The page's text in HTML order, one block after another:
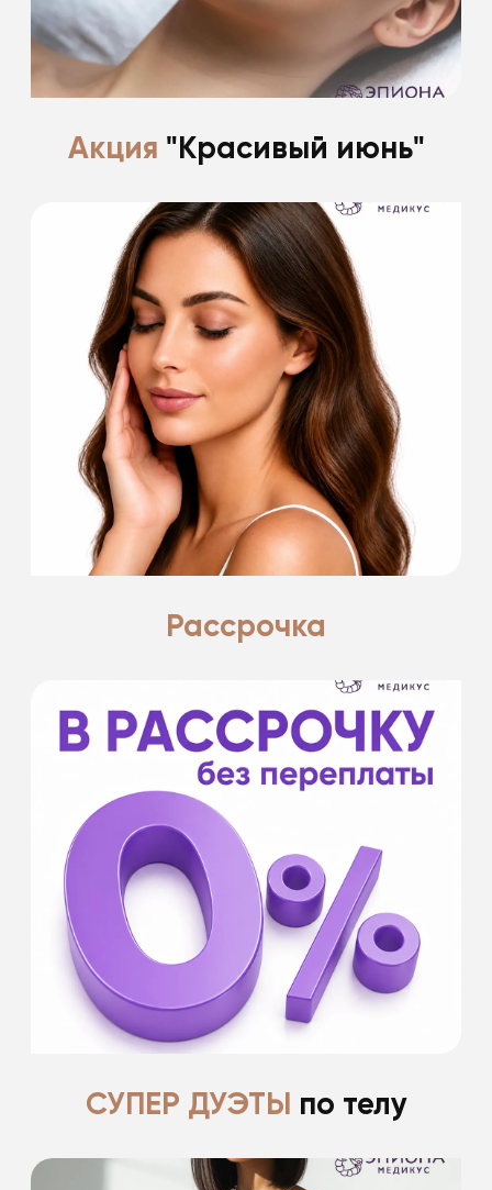
Подробнее
Акция "Красивый июнь"
Есть что-то прекрасное в лете.
Поделимся с вами всеми секретами.
Подробнее
Рассрочка
- на срок от 6 до 12 месяцев
- без первоначального взноса
- оформление в клинике и удаленно
- для оформления необходим паспорт РФ
Банки партнеры: Банк Хоум Кредит, Кредит
Европа банк, МТС Банк, Тинькофф Банк,
Совкомбанк.
Подробнее
СУПЕР ДУЭТЫ по телу